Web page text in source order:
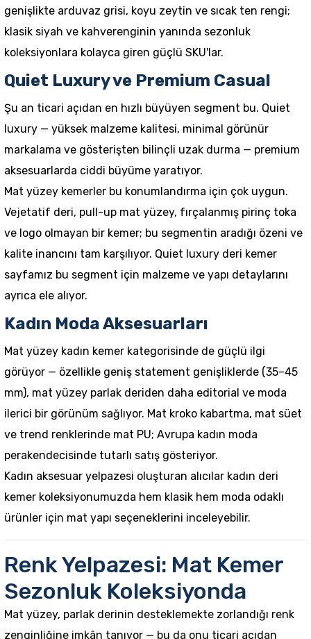
genişlikte arduvaz grisi, koyu zeytin ve sıcak ten rengi;
klasik siyah ve kahverenginin yanında sezonluk
koleksiyonlara kolayca giren güçlü SKU'lar.
Quiet Luxury ve Premium Casual
Şu an ticari açıdan en hızlı büyüyen segment bu. Quiet
luxury — yüksek malzeme kalitesi, minimal görünür
markalama ve gösterişten bilinçli uzak durma — premium
aksesuarlarda ciddi büyüme yaratıyor.
Mat yüzey kemerler bu konumlandırma için çok uygun.
Vejetatif deri, pull-up mat yüzey, fırçalanmış pirinç toka
ve logo olmayan bir kemer; bu segmentin aradığı özeni ve
kalite inancını tam karşılıyor. Quiet luxury deri kemer
sayfamız bu segment için malzeme ve yapı detaylarını
ayrıca ele alıyor.
Kadın Moda Aksesuarları
Mat yüzey kadın kemer kategorisinde de güçlü ilgi
görüyor — özellikle geniş statement genişliklerde (35–45
mm), mat yüzey parlak deriden daha editorial ve moda
ilerici bir görünüm sağlıyor. Mat kroko kabartma, mat süet
ve trend renklerinde mat PU; Avrupa kadın moda
perakendecisinde tutarlı satış gösteriyor.
Kadın aksesuar yelpazesi oluşturan alıcılar kadın deri
kemer koleksiyonumuzda hem klasik hem moda odaklı
ürünler için mat yapı seçeneklerini inceleyebilir.
Renk Yelpazesi: Mat Kemer
Sezonluk Koleksiyonda
Mat yüzey, parlak derinin desteklemekte zorlandığı renk
zenginliğine imkân tanıyor — bu da onu ticari açıdan